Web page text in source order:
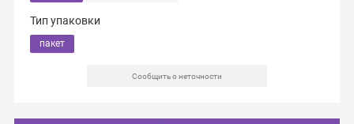
Тип упаковки
пакет
Сообщить о неточности